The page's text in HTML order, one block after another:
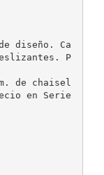
diseño. Ca
P
de chaisel
en Serie